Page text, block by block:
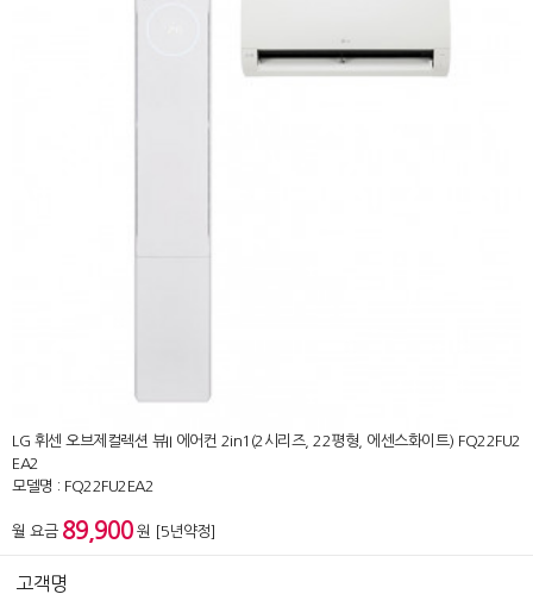
LG 휘센 오브제컬렉션 뷰II 에어컨 2in1(2시리즈, 22평형, 에센스화이트) FQ22FU2
EA2
모델명 : FQ22FU2EA2
월 요금 89,900 원 [5년약정]
고객명